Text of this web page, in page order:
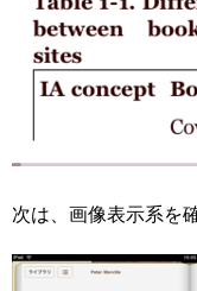
次は、画像表示系を